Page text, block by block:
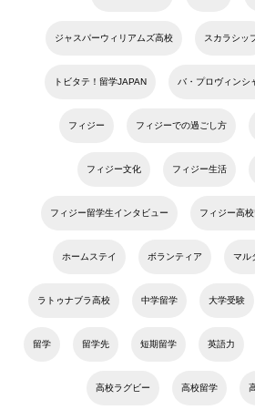
ジャスパーウィリアムズ高校 スカラシッ
トビタテ！留学JAPAN バ・プロヴィンシ
フィジー フィジーでの過ごし方
フィジー文化 フィジー生活
フィジー留学生インタビュー フィジー高
ホームステイ ボランティア マル
ラトゥナブラ高校 中学留学 大学受験
留学 留学先 短期留学 英語力
高校ラグビー 高校留学